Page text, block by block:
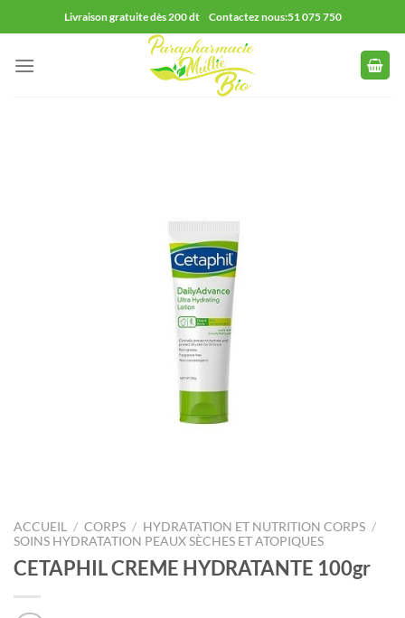
au
contenu
Livraison gratuite dès 200 dt Contactez nous:51 075 750
ACCUEIL / CORPS / HYDRATATION ET NUTRITION CORPS /
SOINS HYDRATATION PEAUX SÈCHES ET ATOPIQUES
CETAPHIL CREME HYDRATANTE 100gr